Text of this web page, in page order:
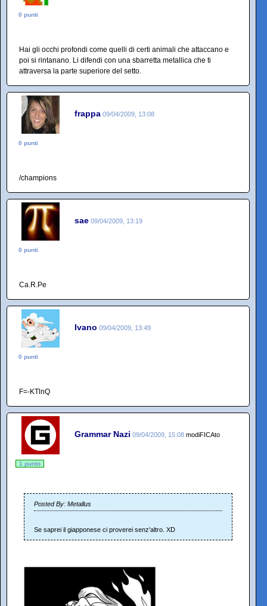
0 punti
Hai gli occhi profondi come quelli di certi animali che attaccano e
poi si rintanano. Li difendi con una sbarretta metallica che ti
attraversa la parte superiore del setto.
frappa 09/04/2009, 13:08
0 punti
/champions
sae 09/04/2009, 13:19
0 punti
Ca.R.Pe
Ivano 09/04/2009, 13:49
0 punti
F=-KTlnQ
Grammar Nazi 09/04/2009, 15:08 modiFICAto
1 punto
Posted By: Metallus
Se saprei il giapponese ci proverei senz'altro. XD